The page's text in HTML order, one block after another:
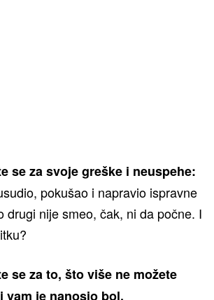
se za svoje greške i neuspehe:
pokušao i napravio ispravne
drugi nije smeo, čak, ni da počne. I
se za to, što više ne možete
vam je nanosio bol.